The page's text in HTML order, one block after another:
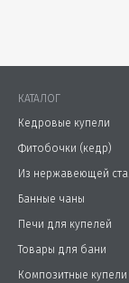
КАТАЛОГ
Кедровые купели
Фитобочки (кедр)
Из нержавеющей
Банные чаны
Печи для купелей
Товары для бани
Композитные купели